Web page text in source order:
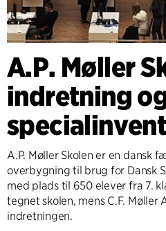
A.P. Møller
indretning
A.P. Møller Skolen er en dansk
overbygning til brug for Dansk
med plads til 650 elever fra 7.
tegnet skolen, mens C.F. Møller
indretningen.